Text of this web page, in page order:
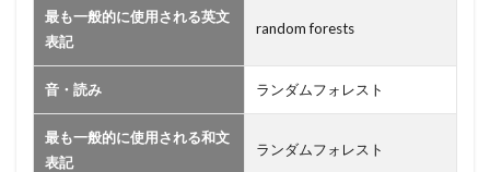
ト
の
情
報
最も一般的に使用される英文
表記
random forests
音・読み ランダムフォレスト
最も一般的に使用される和文
表記
ランダムフォレスト